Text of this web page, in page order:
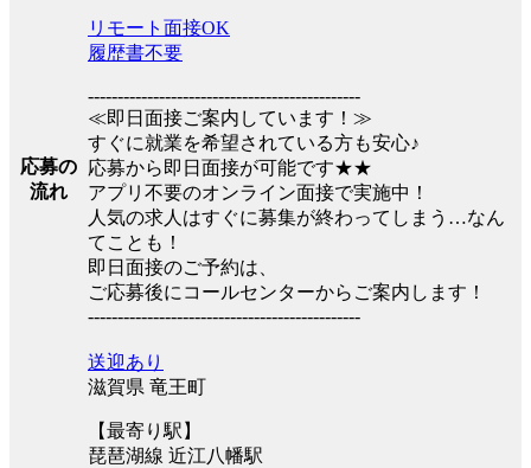
応募の
流れ
リモート面接OK
履歴書不要
----------------------------------------------
≪即日面接ご案内しています！≫
すぐに就業を希望されている方も安心♪
応募から即日面接が可能です★★
アプリ不要のオンライン面接で実施中！
人気の求人はすぐに募集が終わってしまう…なん
てことも！
即日面接のご予約は、
ご応募後にコールセンターからご案内します！
----------------------------------------------
送迎あり
滋賀県 竜王町
【最寄り駅】
琵琶湖線 近江八幡駅